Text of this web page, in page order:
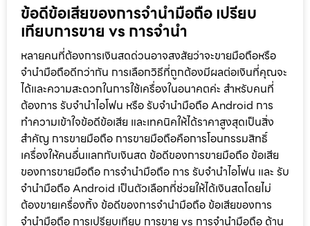
ข้อดีข้อเสียของการจำนำมือถือ เปรียบ
เทียบการขาย vs การจำนำ
หลายคนที่ต้องการเงินสดด่วนอาจสงสัยว่าจะขายมือถือหรือ
จำนำมือถือดีกว่ากัน การเลือกวิธีที่ถูกต้องมีผลต่อเงินที่คุณจะ
ได้และความสะดวกในการใช้เครื่องในอนาคตค่ะ สำหรับคนที่
ต้องการ รับจำนำไอโฟน หรือ รับจำนำมือถือ Android การ
ทำความเข้าใจข้อดีข้อเสีย และเทคนิคให้ได้ราคาสูงสุดเป็นสิ่ง
สำคัญ การขายมือถือ การขายมือถือคือการโอนกรรมสิทธิ์
เครื่องให้คนอื่นแลกกับเงินสด ข้อดีของการขายมือถือ ข้อเสีย
ของการขายมือถือ การจำนำมือถือ การ รับจำนำไอโฟน และ รับ
จำนำมือถือ Android เป็นตัวเลือกที่ช่วยให้ได้เงินสดโดยไม่
ต้องขายเครื่องทิ้ง ข้อดีของการจำนำมือถือ ข้อเสียของการ
จำนำมือถือ การเปรียบเทียบ การขาย vs การจำนำมือถือ ด้าน